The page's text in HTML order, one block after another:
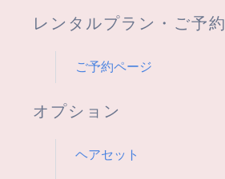
レンタルプラン・ご予約
ご予約ページ
オプション
ヘアセット